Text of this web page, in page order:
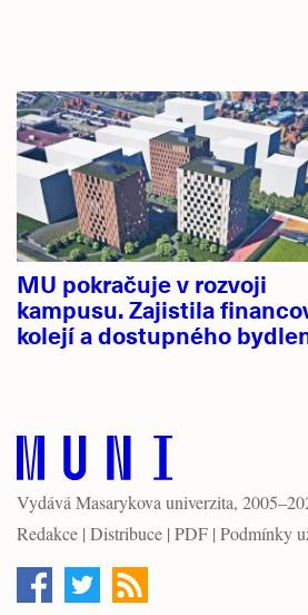
články
Hlavní
novinky
MU pokračuje v rozvoji
kampusu. Zajistila
kolejí a dostupného
Vydává Masarykova univerzita,
Redakce | Distribuce | PDF | Podmínky